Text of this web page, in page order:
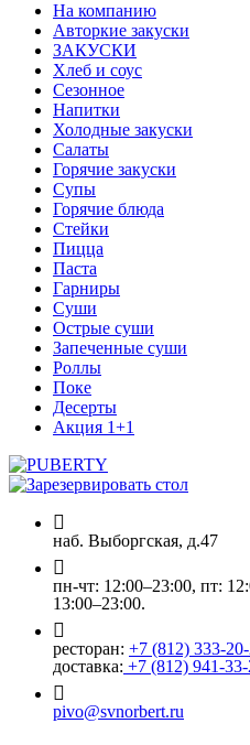
На компанию
Авторкие закуски
ЗАКУСКИ
Хлеб и соус
Сезонное
Напитки
Холодные закуски
Салаты
Горячие закуски
Супы
Горячие блюда
Стейки
Пицца
Паста
Гарниры
Суши
Острые суши
Запеченные суши
Роллы
Поке
Десерты
Акция 1+1
наб. Выборгская, д.47
пн-чт: 12:00–23:00, пт:
13:00–23:00.
ресторан: +7 (812) 333-
доставка: +7 (812) 941-
pivo@svnorbert.ru